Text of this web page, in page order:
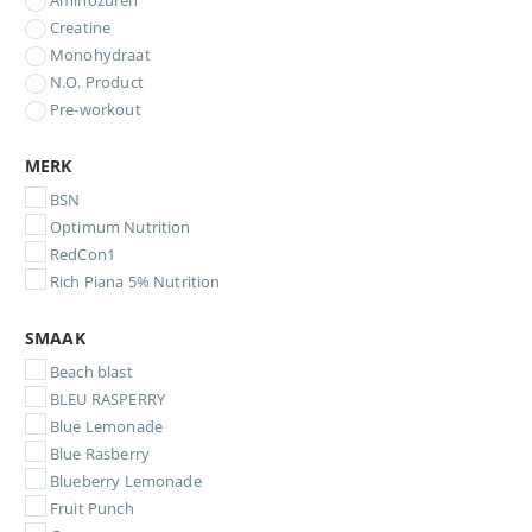
Creatine
Monohydraat
N.O. Product
Pre-workout
MERK
BSN
Optimum Nutrition
RedCon1
Rich Piana 5% Nutrition
SMAAK
Beach blast
BLEU RASPERRY
Blue Lemonade
Blue Rasberry
Blueberry Lemonade
Fruit Punch